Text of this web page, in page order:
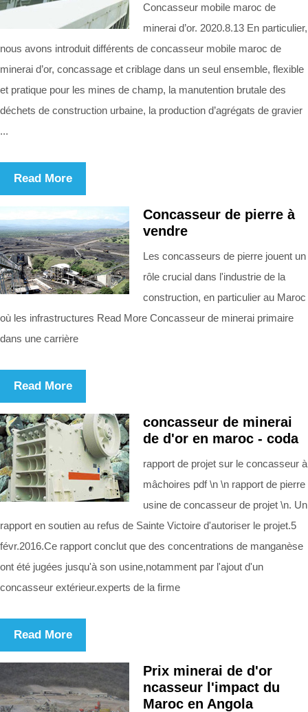
Concasseur mobile maroc de
minerai d’or. 2020.8.13 En particulier,
nous avons introduit différents de concasseur mobile maroc de
minerai d’or, concassage et criblage dans un seul ensemble, flexible
et pratique pour les mines de champ, la manutention brutale des
déchets de construction urbaine, la production d’agrégats de gravier
...
Read More
Concasseur de pierre à
vendre
Les concasseurs de pierre jouent un
rôle crucial dans l'industrie de la
construction, en particulier au Maroc
où les infrastructures Read More Concasseur de minerai primaire
dans une carrière
Read More
concasseur de minerai
de d'or en maroc - coda
rapport de projet sur le concasseur à
mâchoires pdf \n \n rapport de pierre
usine de concasseur de projet \n. Un
rapport en soutien au refus de Sainte Victoire d'autoriser le projet.5
févr.2016.Ce rapport conclut que des concentrations de manganèse
ont été jugées jusqu'à son usine,notamment par l'ajout d'un
concasseur extérieur.experts de la firme
Read More
Prix minerai de d'or
ncasseur l'impact du
Maroc en Angola